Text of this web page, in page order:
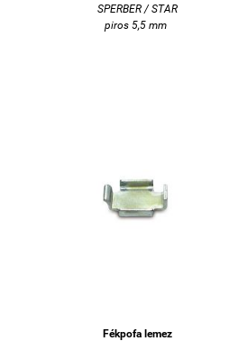
SPERBER / STAR
piros 5,5 mm
Fékpofa lemez